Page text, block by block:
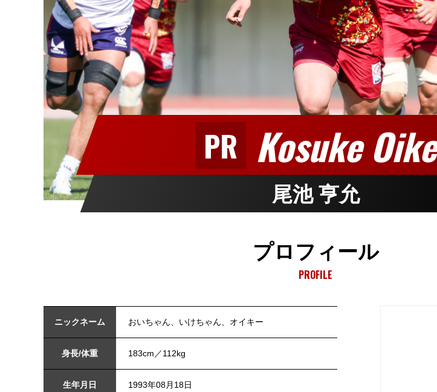
PR Kosuke Oike
尾池 亨允
プロフィール
PROFILE
ニックネーム おいちゃん、いけちゃん、オイキー
身長/体重 183cm／112kg
生年月日 1993年08月18日